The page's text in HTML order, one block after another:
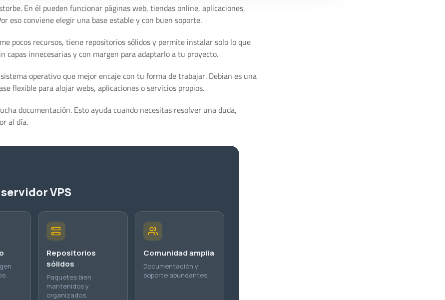
En él pueden funcionar páginas web, tiendas online, aplicaciones,
eso conviene elegir una base estable y con buen soporte.
pocos recursos, tiene repositorios sólidos y permite instalar solo lo que
innecesarias y con margen para adaptarlo a tu proyecto.
operativo que mejor encaje con tu forma de trabajar. Debian es una
flexible para alojar webs, aplicaciones o servicios propios.
documentación. Esto ayuda cuando necesitas resolver una duda,
al día.
VPS
Repositorios
sólidos
Paquetes bien
mantenidos y
organizados.
Comunidad amplia
Documentación y
soporte abundantes.